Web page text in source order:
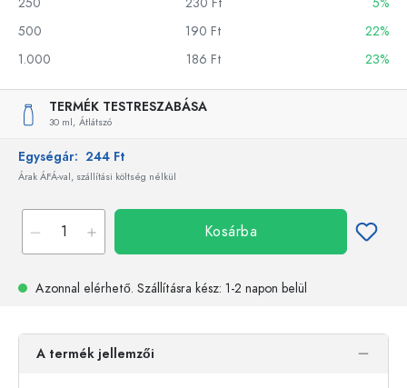
500
190 Ft
22%
1.000
186 Ft 23%
TERMÉK TESTRESZABÁSA
30 ml, Átlátszó
Egységár: 244 Ft
Árak ÁFÁ-val, szállítási költség nélkül
Kosárba
Azonnal elérhető. Szállításra kész: 1-2 napon belül
A termék jellemzői